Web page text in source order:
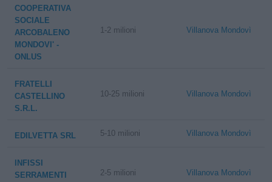
COOPERATIVA
SOCIALE
ARCOBALENO
MONDOVI' -
ONLUS
1-2 milioni Villanova Mondovì
FRATELLI
CASTELLINO
S.R.L.
10-25 milioni Villanova Mondovì
EDILVETTA SRL 5-10 milioni Villanova Mondovì
INFISSI
SERRAMENTI
2-5 milioni Villanova Mondovì